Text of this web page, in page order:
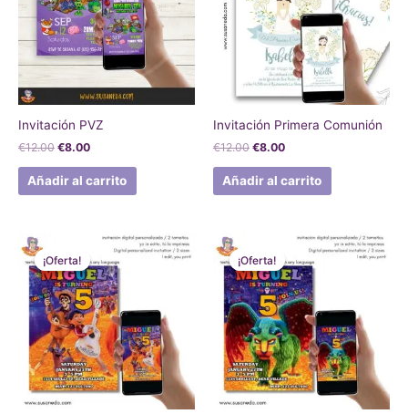
Invitación PVZ
€12.00 €8.00
Añadir al carrito
Invitación Primera Comunión
€12.00 €8.00
Añadir al carrito
¡Oferta!
¡Oferta!
precio
original
era:
€12.00.
precio
actual
es:
€8.00.
¡Oferta!
¡Oferta!
precio
original
era:
€12.00.
precio
actual
es:
€8.00.